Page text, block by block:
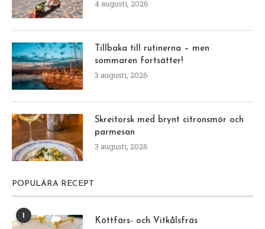
4 augusti, 2026
Tillbaka till rutinerna – men
sommaren fortsätter!
3 augusti, 2026
Skreitorsk med brynt citronsmör och
parmesan
3 augusti, 2026
POPULÄRA RECEPT
1
Köttfärs- och Vitkålsfräs